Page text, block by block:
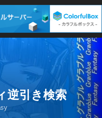
逆引き検索